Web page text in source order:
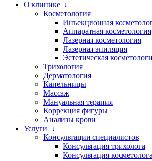
О клинике ↓
Косметология
Инъекционная
Аппаратная косметология
Лазерная косметология
Лазерная эпиляция
Эстетическая
Трихология
Дерматология
Капельницы
Массаж
Мануальная терапия
Коррекция фигуры
Анализы крови
Услуги ↓
Консультации специалистов
Консультация трихолога
Консультация косметолога